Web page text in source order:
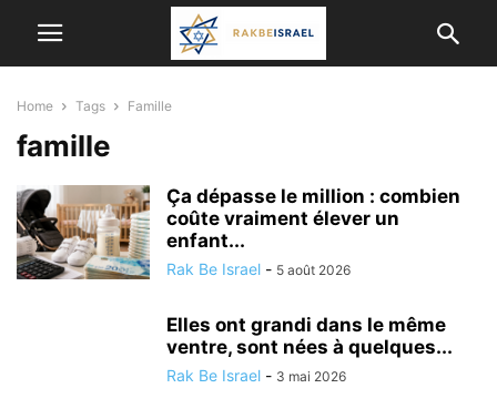
Home Tags Famille
famille
Ça dépasse le million : combien
coûte vraiment élever un
enfant...
Rak Be Israel - 5 août 2026
Elles ont grandi dans le même
ventre, sont nées à quelques...
Rak Be Israel - 3 mai 2026